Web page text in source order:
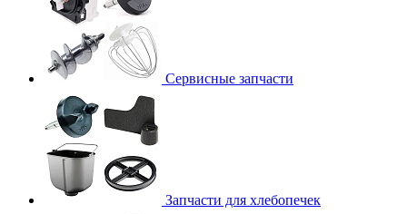
Сервисные запчасти
Запчасти для хлебопечек